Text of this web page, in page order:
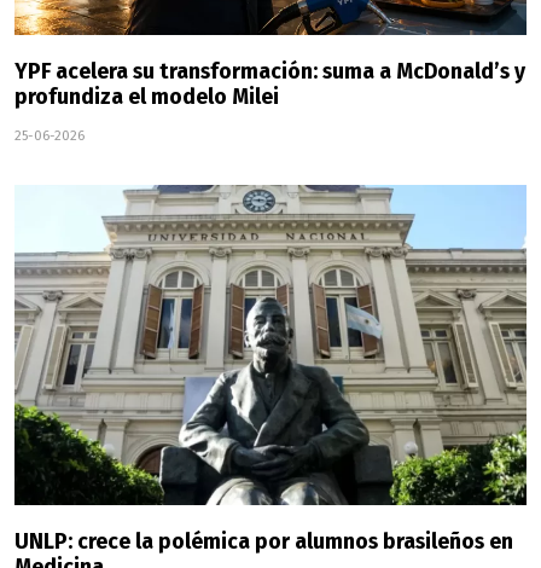
YPF acelera su transformación: suma a McDonald’s y
profundiza el modelo Milei
25-06-2026
UNLP: crece la polémica por alumnos brasileños en